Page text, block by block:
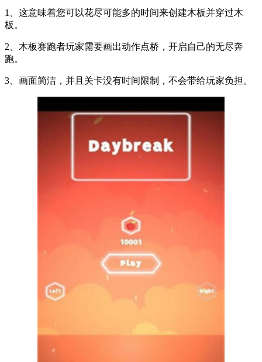
1、这意味着您可以花尽可能多的时间来创建木板并穿过木
板。
2、木板赛跑者玩家需要画出动作点桥，开启自己的无尽奔
跑。
3、画面简洁，并且关卡没有时间限制，不会带给玩家负担。